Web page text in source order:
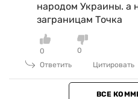
народом Украины. а
заграницам Точка
0
0
Ответить
Цитировать
ВСЕ